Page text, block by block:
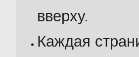
вверху.
Каждая